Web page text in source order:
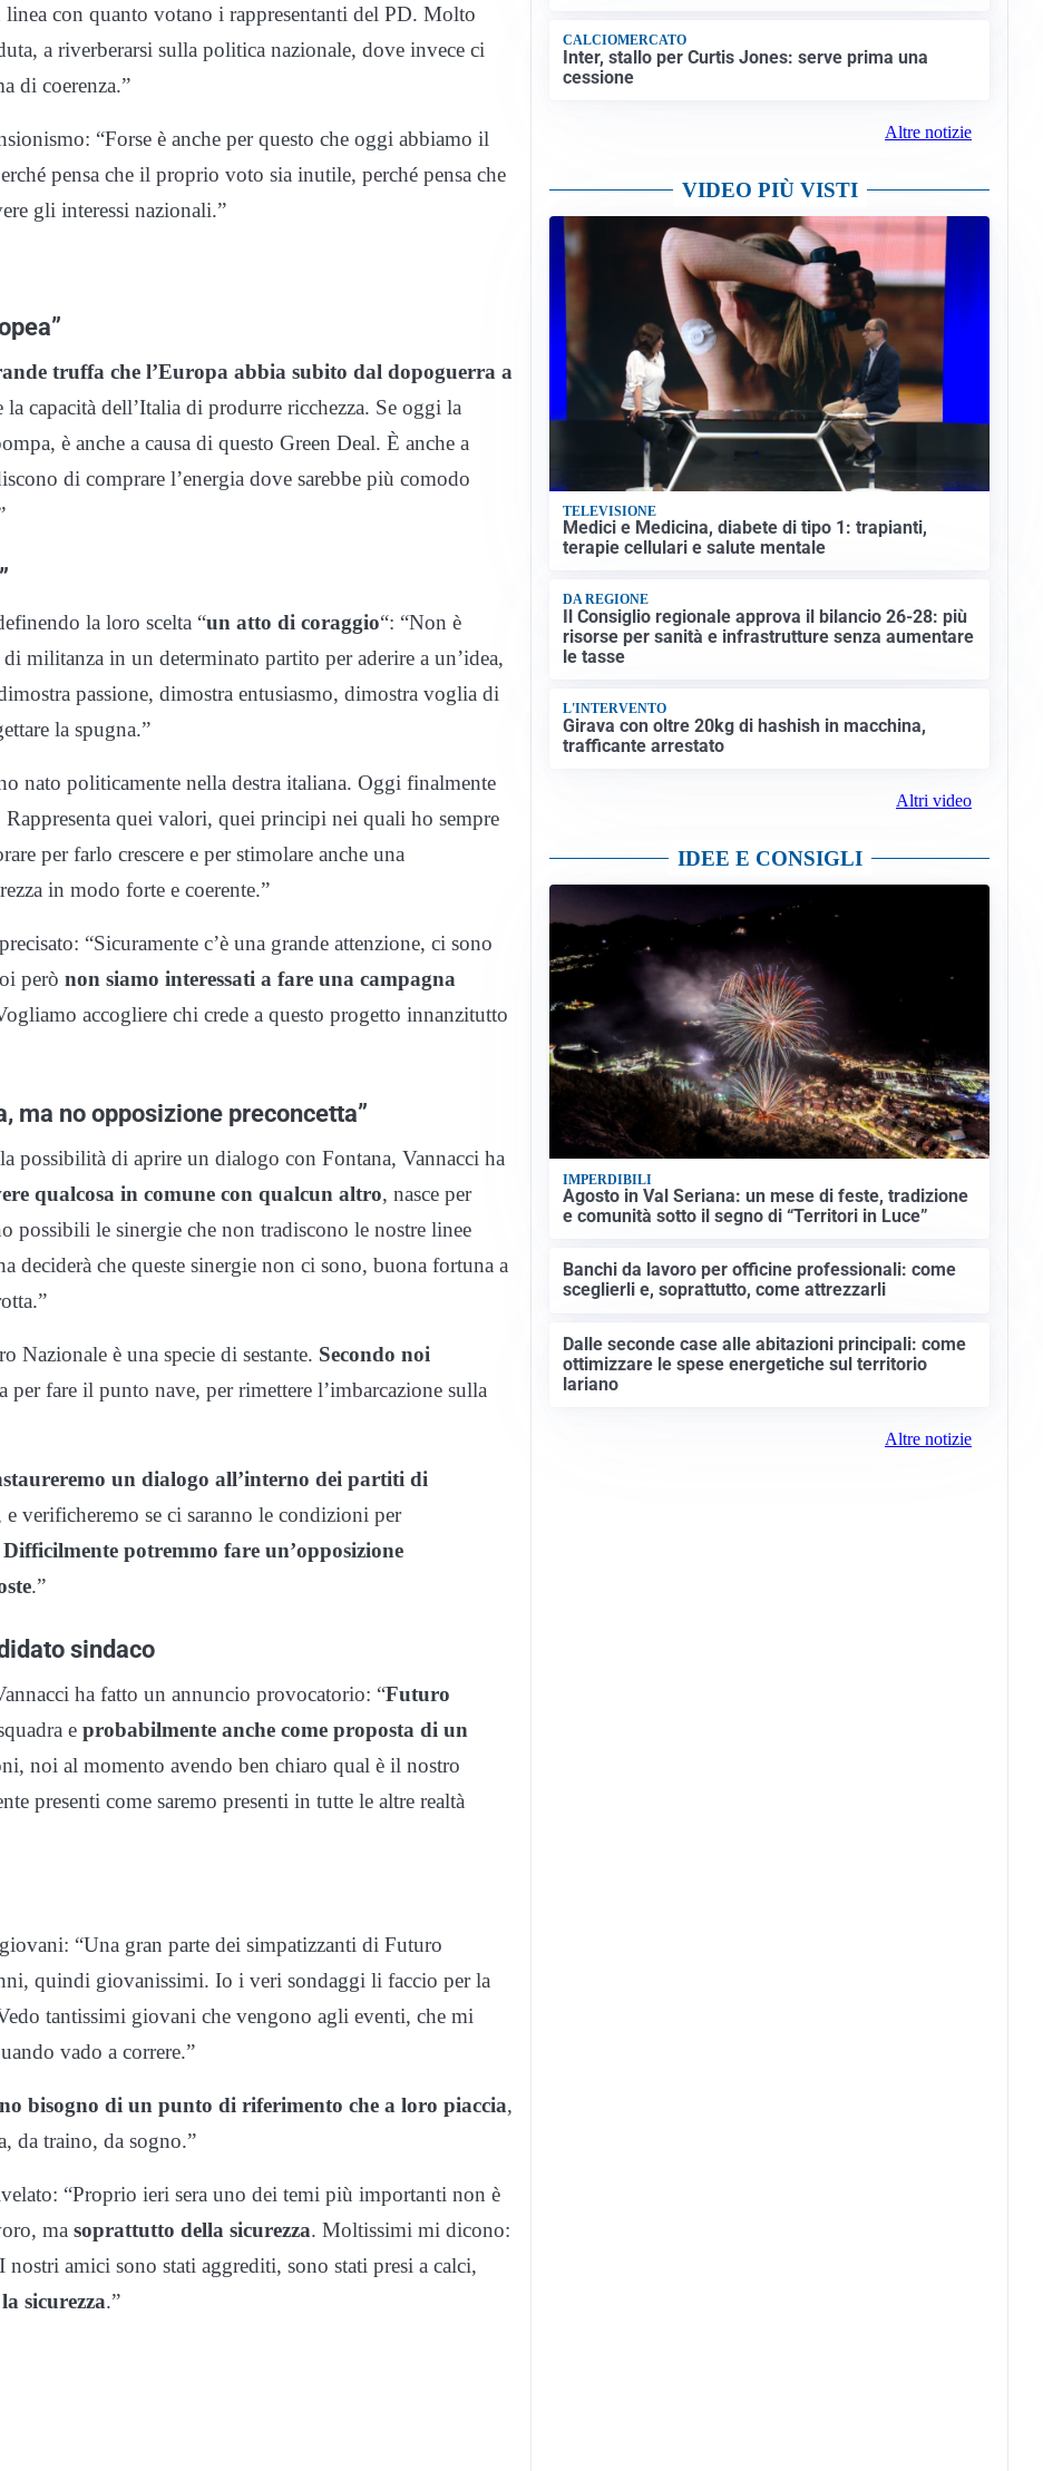
con quanto votano i rappresentanti del PD. Molto
a riverberarsi sulla politica nazionale, dove invece ci
di coerenza.”
“Forse è anche per questo che oggi abbiamo il
pensa che il proprio voto sia inutile, perché pensa che
gli interessi nazionali.”
truffa che l’Europa abbia subito dal dopoguerra a
capacità dell’Italia di produrre ricchezza. Se oggi la
è anche a causa di questo Green Deal. È anche a
di comprare l’energia dove sarebbe più comodo
la loro scelta “un atto di coraggio“: “Non è
militanza in un determinato partito per aderire a un’idea,
passione, dimostra entusiasmo, dimostra voglia di
la spugna.”
nato politicamente nella destra italiana. Oggi finalmente
Rappresenta quei valori, quei principi nei quali ho sempre
per farlo crescere e per stimolare anche una
in modo forte e coerente.”
“Sicuramente c’è una grande attenzione, ci sono
però non siamo interessati a fare una campagna
accogliere chi crede a questo progetto innanzitutto
ma no opposizione preconcetta”
possibilità di aprire un dialogo con Fontana, Vannacci ha
qualcosa in comune con qualcun altro, nasce per
possibili le sinergie che non tradiscono le nostre linee
deciderà che queste sinergie non ci sono, buona fortuna a
Nazionale è una specie di sestante. Secondo noi
per fare il punto nave, per rimettere l’imbarcazione sulla
un dialogo all’interno dei partiti di
verificheremo se ci saranno le condizioni per
Difficilmente potremmo fare un’opposizione
.”
sindaco
ha fatto un annuncio provocatorio: “Futuro
e probabilmente anche come proposta di un
noi al momento avendo ben chiaro qual è il nostro
presenti come saremo presenti in tutte le altre realtà
“Una gran parte dei simpatizzanti di Futuro
quindi giovanissimi. Io i veri sondaggi li faccio per la
tantissimi giovani che vengono agli eventi, che mi
vado a correre.”
bisogno di un punto di riferimento che a loro piaccia,
da traino, da sogno.”
“Proprio ieri sera uno dei temi più importanti non è
ma soprattutto della sicurezza. Moltissimi mi dicono:
amici sono stati aggrediti, sono stati presi a calci,
sicurezza.”
CALCIOMERCATO
Inter, stallo per Curtis Jones: serve prima una
cessione
Altre notizie
VIDEO PIÙ VISTI
TELEVISIONE
Medici e Medicina, diabete di tipo 1: trapianti,
terapie cellulari e salute mentale
DA REGIONE
Il Consiglio regionale approva il bilancio 26-28: più
risorse per sanità e infrastrutture senza aumentare
le tasse
L'INTERVENTO
Girava con oltre 20kg di hashish in macchina,
trafficante arrestato
Altri video
IDEE E CONSIGLI
IMPERDIBILI
Agosto in Val Seriana: un mese di feste, tradizione
e comunità sotto il segno di “Territori in Luce”
Banchi da lavoro per officine professionali: come
sceglierli e, soprattutto, come attrezzarli
Dalle seconde case alle abitazioni principali: come
ottimizzare le spese energetiche sul territorio
lariano
Altre notizie